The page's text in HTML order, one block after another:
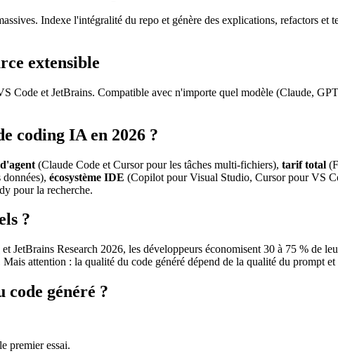
Indexe l'intégralité du repo et génère des explications, refactors
extensible
Code et JetBrains. Compatible avec n'importe quel modèle (Claude,
coding IA en 2026 ?
(Claude Code et Cursor pour les tâches multi-fichiers), tarif total
écosystème IDE (Copilot pour Visual Studio, Cursor pour VS
pour la recherche.
?
et JetBrains Research 2026, les développeurs économisent 30 à 75 % de
attention : la qualité du code généré dépend de la qualité du prompt
généré ?
premier essai.